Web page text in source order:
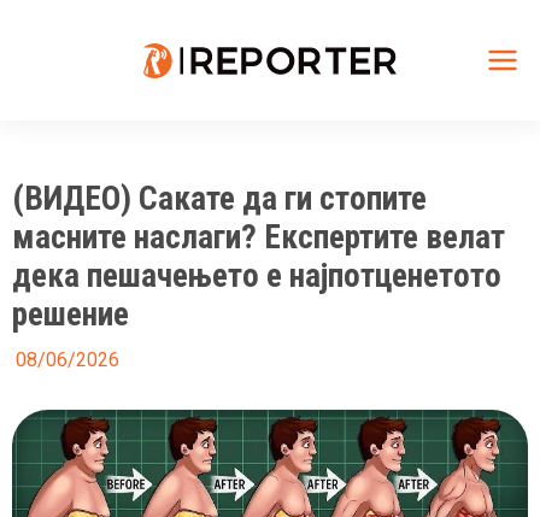
(ВИДЕО) Сакате да ги стопите
масните наслаги? Експертите велат
дека пешачењето е најпотценетото
решение
08/06/2026